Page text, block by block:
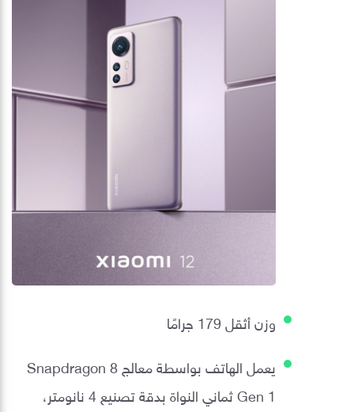
وزن أثقل 179 جرامًا
يعمل الهاتف بواسطة معالج Snapdragon 8
Gen 1 ثماني النواة بدقة تصنيع 4 نانومتر،